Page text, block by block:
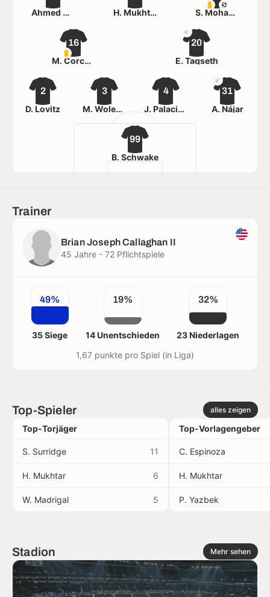
99
B. Schwake
2
D. Lovitz
3
M. Woledzi
4
J. Palacios
31
A. Nájar
16
M. Corcoran
20
E. Tagseth
Ahmed Qasem H. Mukhtar S. Mohammed
Trainer
Brian Joseph Callaghan II
45 Jahre - 72 Pflichtspiele
49%
35 Siege
19%
14 Unentschieden
32%
23 Niederlagen
1,67 punkte pro Spiel (in Liga)
Top-Spieler alles zeigen
Top-Torjäger
S. Surridge 11
H. Mukhtar 6
W. Madrigal 5
Top-Vorlagengeber
C. Espinoza
H. Mukhtar
P. Yazbek
Stadion Mehr sehen